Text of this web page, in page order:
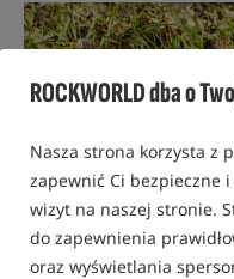
ROCKWORLD dba o
Nasza strona korzysta z
zapewnić Ci bezpieczne
wizyt na naszej stronie.
do zapewnienia
oraz wyświetlania